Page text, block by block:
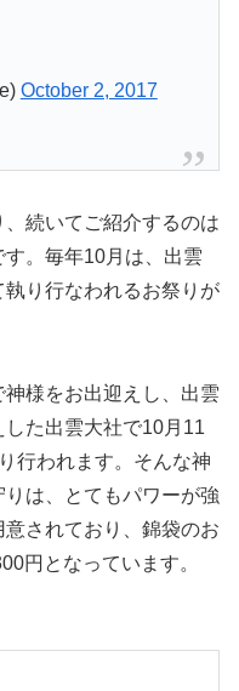
October 2, 2017
続いてご紹介するのは
す。毎年10月は、出雲
り行なわれるお祭りが
様をお出迎えし、出雲
た出雲大社で10月11
行われます。そんな神
は、とてもパワーが強
されており、錦袋のお
円となっています。